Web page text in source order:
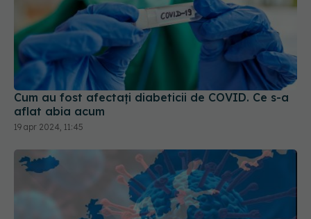
Cum au fost afectați diabeticii de COVID. Ce s-a
aflat abia acum
19 apr 2024, 11:45